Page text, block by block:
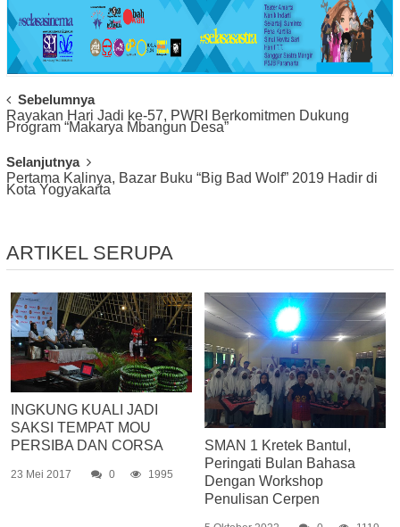
Post
Navigation
Sebelumnya
Rayakan Hari Jadi ke-57, PWRI Berkomitmen Dukung
Program “Makarya Mbangun Desa”
Selanjutnya
Pertama Kalinya, Bazar Buku “Big Bad Wolf” 2019 Hadir di
Kota Yogyakarta
ARTIKEL SERUPA
INGKUNG KUALI JADI
SAKSI TEMPAT MOU
PERSIBA DAN CORSA
23 Mei 2017 0 1995
SMAN 1 Kretek Bantul,
Peringati Bulan Bahasa
Dengan Workshop
Penulisan Cerpen